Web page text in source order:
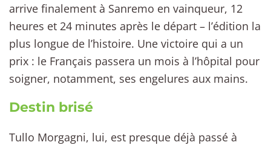
arrive finalement à Sanremo en vainqueur, 12
heures et 24 minutes après le départ – l’édition la
plus longue de l’histoire. Une victoire qui a un
prix : le Français passera un mois à l’hôpital pour
soigner, notamment, ses engelures aux mains.
Destin brisé
Tullo Morgagni, lui, est presque déjà passé à